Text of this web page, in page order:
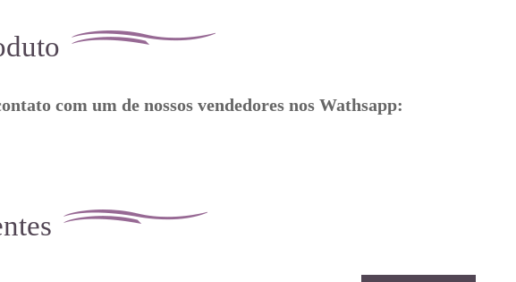
com um de nossos vendedores nos Wathsapp: